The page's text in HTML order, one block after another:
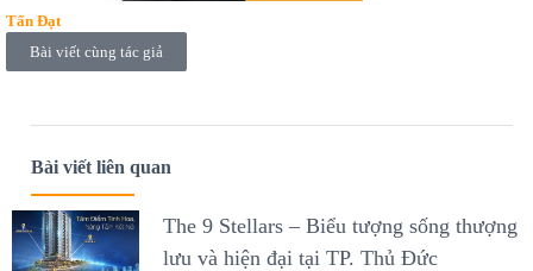
Tấn Đạt
Bài viết cùng tác giả
Bài viết liên quan
The 9 Stellars – Biểu tượng sống thượng
lưu và hiện đại tại TP. Thủ Đức